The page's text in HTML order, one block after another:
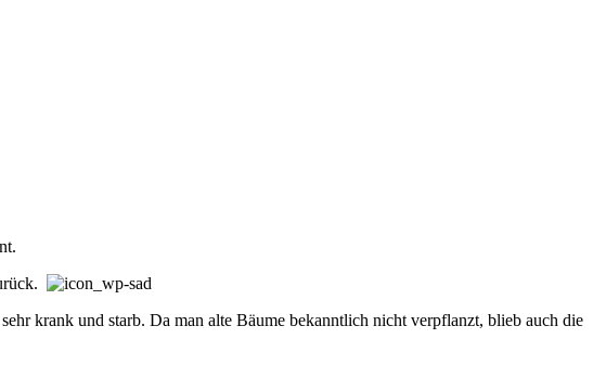
krank und starb. Da man al­te Bäu­me be­kannt­lich nicht ver­pflanzt, blieb auch die